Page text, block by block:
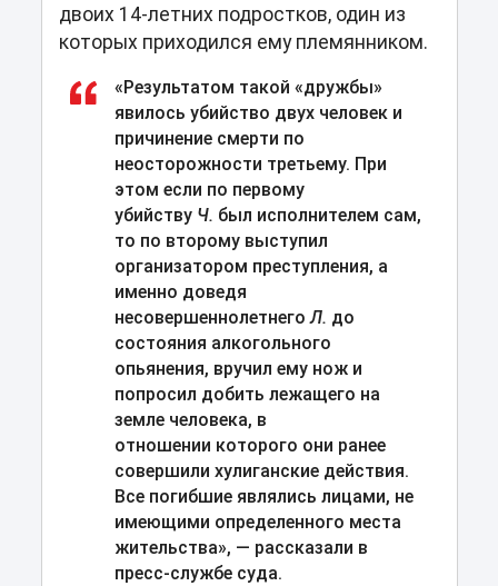
двоих 14-летних подростков, один из
которых приходился ему племянником.
«Результатом такой «дружбы»
явилось убийство двух человек и
причинение смерти по
неосторожности третьему. При
этом если по первому
убийству Ч. был исполнителем сам,
то по второму выступил
организатором преступления, а
именно доведя
несовершеннолетнегоЛ. до
состояния алкогольного
опьянения, вручил ему нож и
попросил добить лежащего на
земле человека, в
отношении которого они ранее
совершили хулиганские действия.
Все погибшие являлись лицами, не
имеющими определенного места
жительства», — рассказали в
пресс-службе суда.